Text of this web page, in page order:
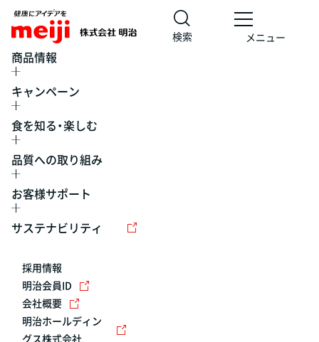
検索 メニュー
商品情報
キャンペーン
食を知る・楽しむ
品質への取り組み
お客様サポート
サステナビリティ
採用情報
明治会員ID
会社概要
明治ホールディン
グス株式会社